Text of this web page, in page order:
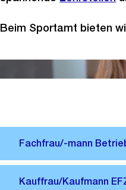
Beim Sportamt bieten
Einblick in die Lehre als